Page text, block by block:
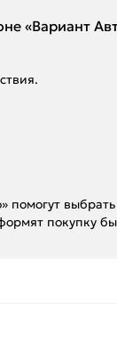
«Вариант
помогут
покупку